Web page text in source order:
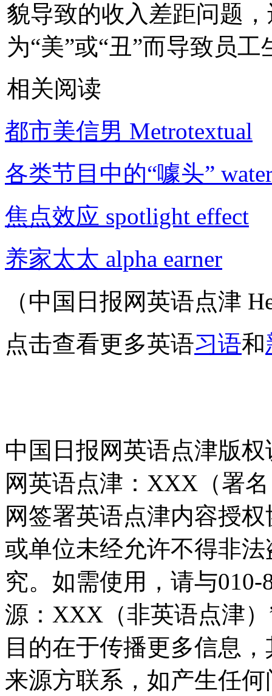
貌导致的收入差距问题
为“美”或“丑”而导致员
相关阅读
都市美信男 Metrotextual
各类节目中的“噱头”
焦点效应 spotlight effect
养家太太 alpha earner
（中国日报网英语点津
点击查看更多英语习语和
中国日报网英语点津版
网英语点津：XXX（署
网签署英语点津内容授
或单位未经允许不得非
究。如需使用，请与010-
源：XXX（非英语点津
目的在于传播更多信息
来源方联系，如产生任